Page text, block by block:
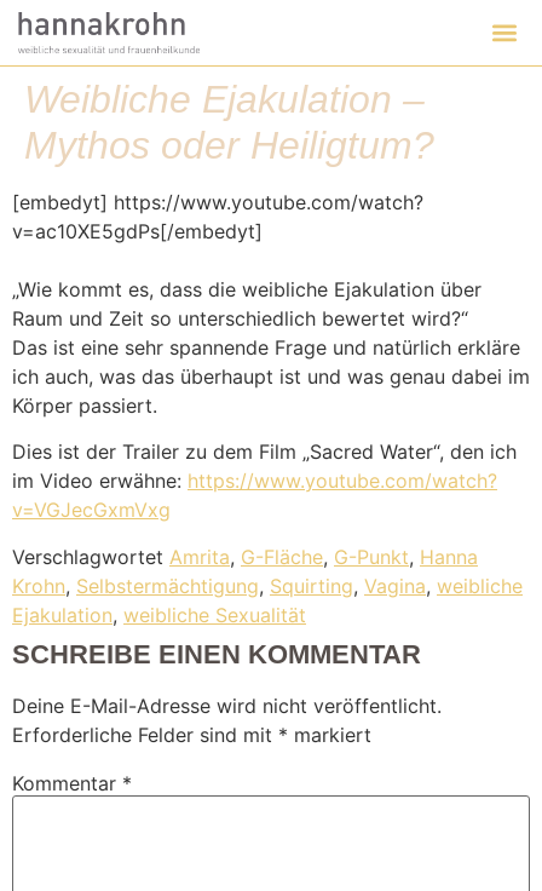
Weibliche Ejakulation –
Mythos oder Heiligtum?
[embedyt] https://www.youtube.com/watch?
v=ac10XE5gdPs[/embedyt]
„Wie kommt es, dass die weibliche Ejakulation über
Raum und Zeit so unterschiedlich bewertet wird?“
Das ist eine sehr spannende Frage und natürlich erkläre
ich auch, was das überhaupt ist und was genau dabei im
Körper passiert.
Dies ist der Trailer zu dem Film „Sacred Water“, den ich
im Video erwähne: https://www.youtube.com/watch?
v=VGJecGxmVxg
Verschlagwortet Amrita, G-Fläche, G-Punkt, Hanna
Krohn, Selbstermächtigung, Squirting, Vagina, weibliche
Ejakulation, weibliche Sexualität
SCHREIBE EINEN KOMMENTAR
Deine E-Mail-Adresse wird nicht veröffentlicht.
Erforderliche Felder sind mit * markiert
Kommentar *